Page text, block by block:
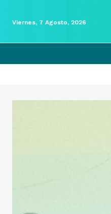
Viernes, 7 Agosto, 2026